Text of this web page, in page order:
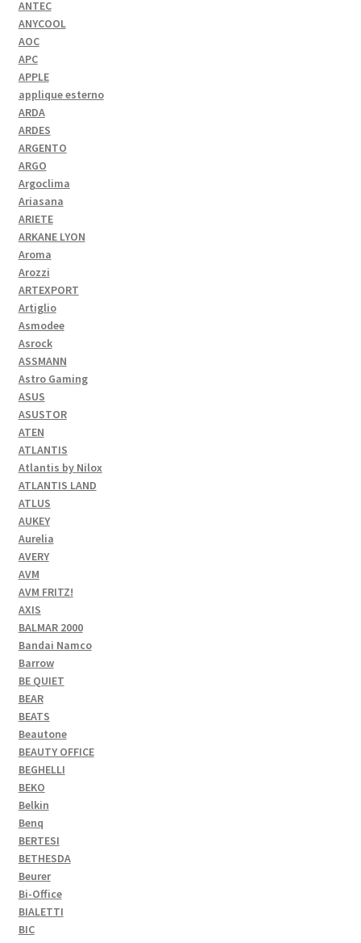
ANTEC
ANYCOOL
AOC
APC
APPLE
applique esterno
ARDA
ARDES
ARGENTO
ARGO
Argoclima
Ariasana
ARIETE
ARKANE LYON
Aroma
Arozzi
ARTEXPORT
Artiglio
Asmodee
Asrock
ASSMANN
Astro Gaming
ASUS
ASUSTOR
ATEN
ATLANTIS
Atlantis by Nilox
ATLANTIS LAND
ATLUS
AUKEY
Aurelia
AVERY
AVM
AVM FRITZ!
AXIS
BALMAR 2000
Bandai Namco
Barrow
BE QUIET
BEAR
BEATS
Beautone
BEAUTY OFFICE
BEGHELLI
BEKO
Belkin
Benq
BERTESI
BETHESDA
Beurer
Bi-Office
BIALETTI
BIC